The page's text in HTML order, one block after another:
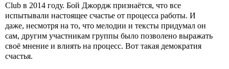
Club в 2014 году. Бой Джордж признаётся, что все
испытывали настоящее счастье от процесса работы. И
даже, несмотря на то, что мелодии и тексты придумал он
сам, другим участникам группы было позволено выражать
своё мнение и влиять на процесс. Вот такая демократия
счастья.